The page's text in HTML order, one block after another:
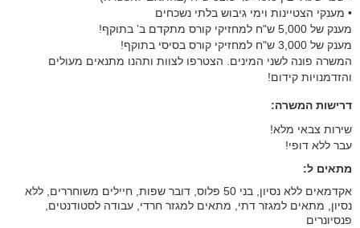
• מענקי הצטיינות וימי גיבוש בלתי נשכחים
מענק של 5,000 ש"ח למחזיקי קורס מתקדם ב’ בתוקף!
מענק של 3,000 ש"ח למחזיקי קורס בסיסי בתוקף!
המשרה פונה לשני המינים. הצטרפו לצוות ותהנו מתנאים מעולים
והזדמנויות קידום!
דרישות המשרה:
שירות צבאי מלא!
עבר ללא דופי!
מתאים ל:
אקדמאים ללא נסיון, בני 50 פלוס, דובר שפות, חיילים משוחררים, ללא
נסיון, מתאים למגזר דתי, מתאים למגזר חרדי, עבודה לסטודנטים,
פנסיונרים